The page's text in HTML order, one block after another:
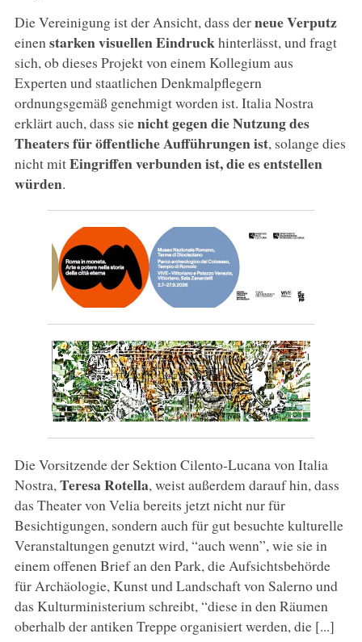
Die Vereinigung ist der Ansicht, dass derneue Verputz
einen starken visuellen Eindruckhinterlässt, und fragt
sich, ob dieses Projekt von einem Kollegium aus
Experten und staatlichen Denkmalpflegern
ordnungsgemäß genehmigt worden ist. Italia Nostra
erklärt auch, dass sienicht gegen die Nutzung des
Theaters für öffentliche Aufführungen ist, solange dies
nicht mitEingriffen verbunden ist, die es entstellen
würden.
Die Vorsitzende der Sektion Cilento-Lucana von Italia
Nostra, Teresa Rotella, weist außerdem darauf hin, dass
das Theater von Velia bereits jetzt nicht nur für
Besichtigungen, sondern auch für gut besuchte kulturelle
Veranstaltungen genutzt wird, “auch wenn”, wie sie in
einem offenen Brief an den Park, die Aufsichtsbehörde
für Archäologie, Kunst und Landschaft von Salerno und
das Kulturministerium schreibt, “diese in den Räumen
oberhalb der antiken Treppe organisiert werden, die [...]